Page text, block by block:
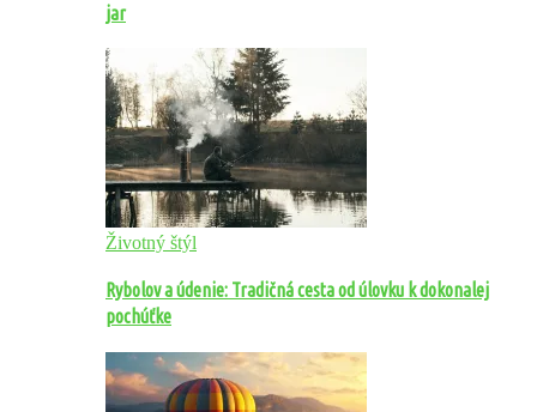
jar
Životný štýl
Rybolov a údenie: Tradičná cesta od úlovku k dokonalej
pochúťke